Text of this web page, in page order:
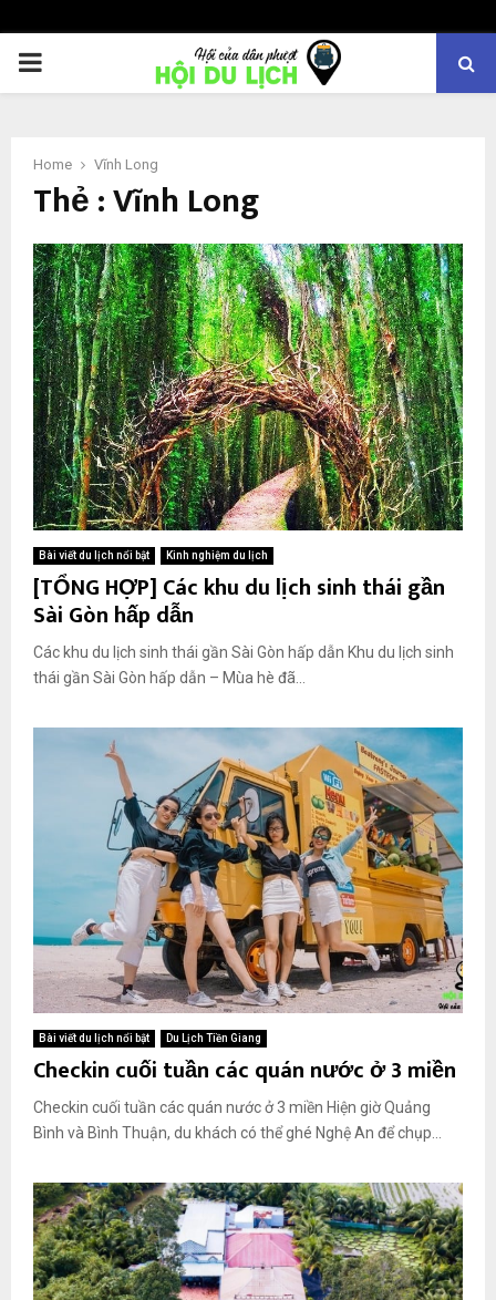
PRIMARY
Home Vĩnh Long
Thẻ : Vĩnh Long
Bài viết du lịch nổi bật Kinh nghiệm du lịch
[TỔNG HỢP] Các khu du lịch sinh thái gần
Sài Gòn hấp dẫn
Các khu du lịch sinh thái gần Sài Gòn hấp dẫn Khu du lịch sinh
thái gần Sài Gòn hấp dẫn – Mùa hè đã...
Bài viết du lịch nổi bật Du Lịch Tiền Giang
Checkin cuối tuần các quán nước ở 3 miền
Checkin cuối tuần các quán nước ở 3 miền Hiện giờ Quảng
Bình và Bình Thuận, du khách có thể ghé Nghệ An để chụp...